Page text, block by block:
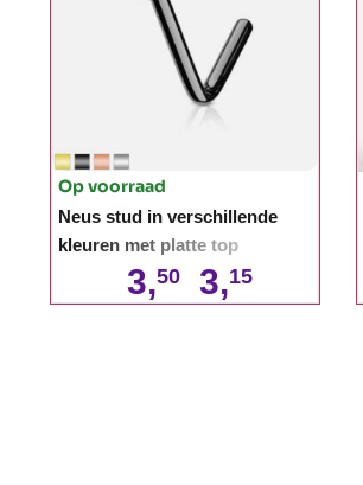
Op voorraad
Neus stud in verschillende
kleuren met platte top
3,50 3,15